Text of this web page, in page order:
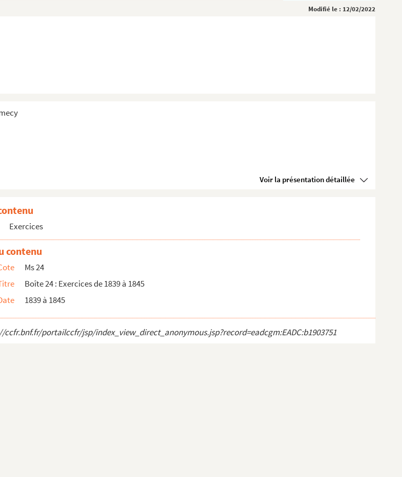
Modifié le : 12/02/2022
Voir la présentation détaillée
Exercices
contenu
Ms 24
Boîte 24 : Exercices de 1839 à 1845
1839 à 1845
ccfr.bnf.fr/portailccfr/jsp/index_view_direct_anonymous.jsp?record=eadcgm:EADC:b1903751